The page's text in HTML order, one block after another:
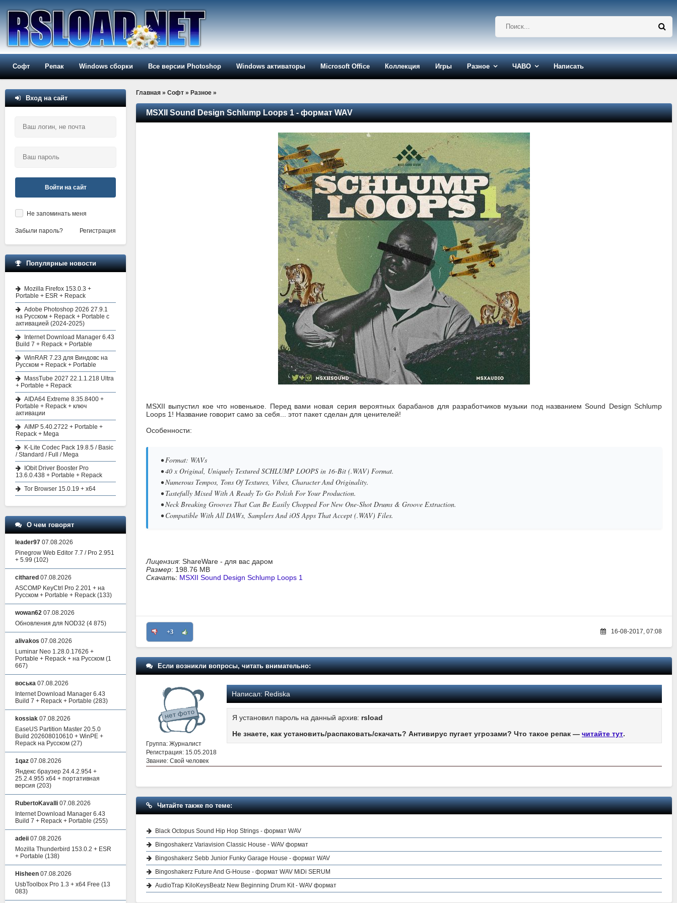
Софт Репак Windows сборки Все версии Photoshop Windows активаторы Microsoft Office Коллекция Игры Разное ЧАВО Написать
Главная » Софт » Разное »
MSXII Sound Design Schlump Loops 1 - формат WAV
MSXII выпустил кое что новенькое. Перед вами новая серия вероятных барабанов для разработчиков музыки под названием Sound Design Schlump
Loops 1! Название говорит само за себя... этот пакет сделан для ценителей!
Особенности:
• Format: WAVs
• 40 x Original, Uniquely Textured SCHLUMP LOOPS in 16-Bit (.WAV) Format.
• Numerous Tempos, Tons Of Textures, Vibes, Character And Originality.
• Tastefully Mixed With A Ready To Go Polish For Your Production.
• Neck Breaking Grooves That Can Be Easily Chopped For New One-Shot Drums & Groove Extraction.
• Compatible With All DAWs, Samplers And iOS Apps That Accept (.WAV) Files.
Лицензия: ShareWare - для вас даром
Размер: 198.76 MB
Скачать: MSXII Sound Design Schlump Loops 1
+3 16-08-2017, 07:08
Если возникли вопросы, читать внимательно:
Группа: Журналист
Регистрация: 15.05.2018
Звание: Свой человек
Написал:Rediska
Я установил пароль на данный архив: rsload
Не знаете, как установить/распаковать/скачать? Антивирус пугает угрозами? Что такое репак — читайте тут.
Читайте также по теме:
Black Octopus Sound Hip Hop Strings - формат WAV
Bingoshakerz Variavision Classic House - WAV формат
Bingoshakerz Sebb Junior Funky Garage House - формат WAV
Bingoshakerz Future And G-House - формат WAV MiDi SERUM
AudioTrap KiloKeysBeatz New Beginning Drum Kit - WAV формат
Вход на сайт
Войти на сайт
Не запоминать меня
Забыли пароль? Регистрация
Популярные новости
Mozilla Firefox 153.0.3 +
Portable + ESR + Repack
Adobe Photoshop 2026 27.9.1
на Русском + Repack + Portable с
активацией (2024-2025)
Internet Download Manager 6.43
Build 7 + Repack + Portable
WinRAR 7.23 для Виндовс на
Русском + Repack + Portable
MassTube 2027 22.1.1.218 Ultra
+ Portable + Repack
AIDA64 Extreme 8.35.8400 +
Portable + Repack + ключ
активации
AIMP 5.40.2722 + Portable +
Repack + Mega
K-Lite Codec Pack 19.8.5 / Basic
/ Standard / Full / Mega
IObit Driver Booster Pro
13.6.0.438 + Portable + Repack
Tor Browser 15.0.19 + x64
О чем говорят
leader97 07.08.2026
Pinegrow Web Editor 7.7 / Pro 2.951
+ 5.99 (102)
cithared 07.08.2026
ASCOMP KeyCtrl Pro 2.201 + на
Русском + Portable + Repack (133)
wowan62 07.08.2026
Обновления для NOD32 (4 875)
alivakos 07.08.2026
Luminar Neo 1.28.0.17626 +
Portable + Repack + на Русском (1
667)
воська 07.08.2026
Internet Download Manager 6.43
Build 7 + Repack + Portable (283)
kossiak 07.08.2026
EaseUS Partition Master 20.5.0
Build 202608010610 + WinPE +
Repack на Русском (27)
1qaz 07.08.2026
Яндекс браузер 24.4.2.954 +
25.2.4.955 x64 + портативная
версия (203)
RubertoKavalli 07.08.2026
Internet Download Manager 6.43
Build 7 + Repack + Portable (255)
adeii 07.08.2026
Mozilla Thunderbird 153.0.2 + ESR
+ Portable (138)
Hisheen 07.08.2026
UsbToolbox Pro 1.3 + x64 Free (13
083)